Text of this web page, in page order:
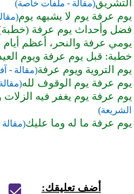
التشريق(مقالة - ملفات خاصة)
يوم عرفة يوم لا يشبهه يوم
فضل وأحداث يوم عرفة
يومي عرفة والنحر، أعظم أيام
خطبة: قبل يوم عرفة ويوم
يوم التروية ويوم عرفة(مقالة -
يوم عرفة يوم الوقوف لله
يوم عرفة يوم يغفر فيه
الشريعة)
يوم عرفة ما له وما عليك
أضف تعليقك: